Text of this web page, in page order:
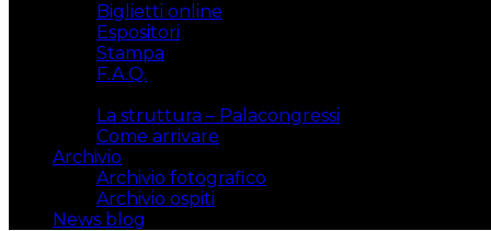
Biglietti online
Espositori
Stampa
F.A.Q.
La struttura – Palacongressi
Come arrivare
Archivio
Archivio fotografico
Archivio ospiti
News blog